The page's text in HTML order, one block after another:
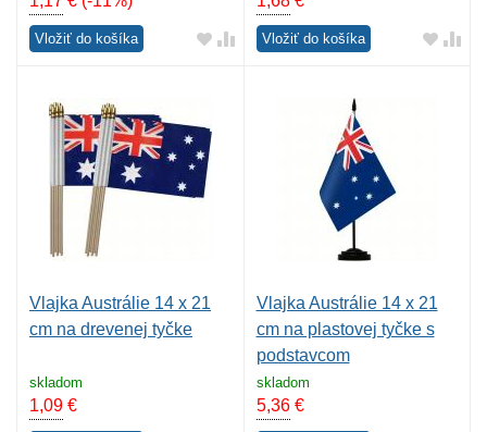
Vložiť do košíka Vložiť do košíka
Vlajka Austrálie 14 x 21
cm na drevenej tyčke
skladom
1,09 €
Vlajka Austrálie 14 x 21
cm na plastovej tyčke s
podstavcom
skladom
5,36€